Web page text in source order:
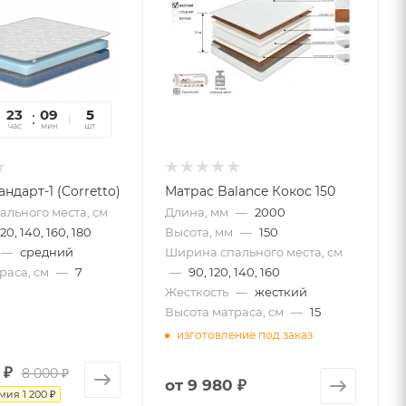
23
час
09
мин
19
сек
5
шт
1 (Corretto)
места, см
140, 160, 180
— средний
см — 7
8 000 ₽
1 200 ₽
Матрас Balance Кокос 150
Длина, мм — 2000
Высота, мм — 150
Ширина спального места, см
— 90, 120, 140, 160
Жесткость — жесткий
Высота матраса, см — 15
изготовление под заказ
от9 980 ₽